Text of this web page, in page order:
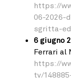
https://
06-2026-
sgritta-
6 giugno
Ferrari al
https://
tv/